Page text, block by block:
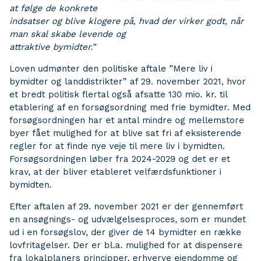
at følge de konkrete
indsatser og blive klogere på, hvad der virker godt, når
man skal skabe levende og
attraktive bymidter.”
Loven udmønter den politiske aftale ”Mere liv i
bymidter og landdistrikter” af 29. november 2021, hvor
et bredt politisk flertal også afsatte 130 mio. kr. til
etablering af en forsøgsordning med frie bymidter. Med
forsøgsordningen har et antal mindre og mellemstore
byer fået mulighed for at blive sat fri af eksisterende
regler for at finde nye veje til mere liv i bymidten.
Forsøgsordningen løber fra 2024-2029 og det er et
krav, at der bliver etableret velfærdsfunktioner i
bymidten.
Efter aftalen af 29. november 2021 er der gennemført
en ansøgnings- og udvælgelsesproces, som er mundet
ud i en forsøgslov, der giver de 14 bymidter en række
lovfritagelser. Der er bl.a. mulighed for at dispensere
fra lokalplaners principper, erhverve ejendomme og